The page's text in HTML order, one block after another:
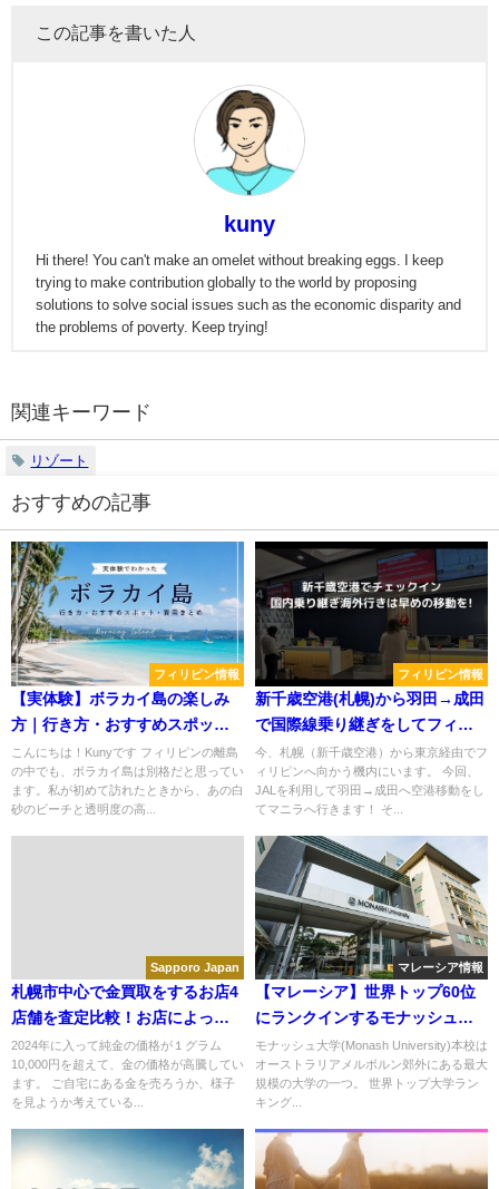
この記事を書いた人
kuny
Hi there! You can't make an omelet without breaking eggs. I keep
trying to make contribution globally to the world by proposing
solutions to solve social issues such as the economic disparity and
the problems of poverty. Keep trying!
関連キーワード
リゾート
おすすめの記事
フィリピン情報
【実体験】ボラカイ島の楽しみ
方｜行き方・おすすめスポッ
ト・費用をまとめて紹介
こんにちは！Kunyです フィリピンの離島
の中でも、ボラカイ島は別格だと思ってい
ます。私が初めて訪れたときから、あの白
砂のビーチと透明度の高...
フィリピン情報
新千歳空港(札幌)から羽田→成田
で国際線乗り継ぎをしてフィリ
ピンへ行く際の注意点
今、札幌（新千歳空港）から東京経由でフ
ィリピンへ向かう機内にいます。 今回、
JALを利用して羽田→成田へ空港移動をし
てマニラへ行きます！ そ...
Sapporo Japan
札幌市中心で金買取をするお店4
店舗を査定比較！お店によって
14万円の差額も
2024年に入って純金の価格が１グラム
10,000円を超えて、金の価格が高騰してい
ます。 ご自宅にある金を売ろうか、様子
を見ようか考えている...
マレーシア情報
【マレーシア】世界トップ60位
にランクインするモナッシュ大
学のマレーシア分校－Monash
University Malaysia
モナッシュ大学(Monash University)本校は
オーストラリアメルボルン郊外にある最大
規模の大学の一つ。 世界トップ大学ラン
キング...